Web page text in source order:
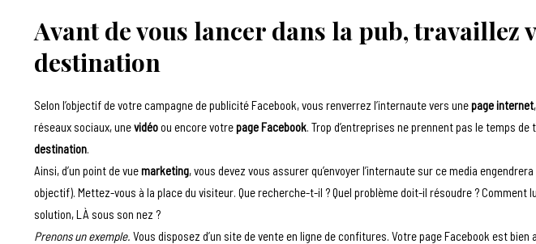
Avant de vous lancer dans la pub, travaillez
destination
Selon l’objectif de votre campagne de publicité Facebook, vous renverrez l’internaute vers unepage internet
réseaux sociaux, unevidéoou encore votrepage Facebook. Trop d’entreprises ne prennent pas le temps
destination.
Ainsi, d’un point de vuemarketing, vous devez vous assurer qu’envoyer l’internaute sur ce media
objectif). Mettez-vous à la place du visiteur. Que recherche-t-il ? Quel problème doit-il résoudre ? Comment
solution, LÀ sous son nez ?
Prenons un exemple. Vous disposez d’un site de vente en ligne de confitures. Votre page Facebook est